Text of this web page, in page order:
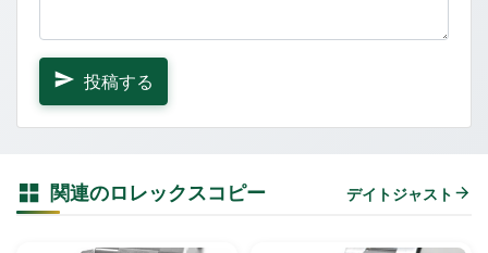
投稿する
関連のロレックスコピー デイトジャスト